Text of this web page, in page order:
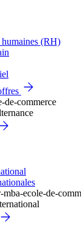
humaines (RH)